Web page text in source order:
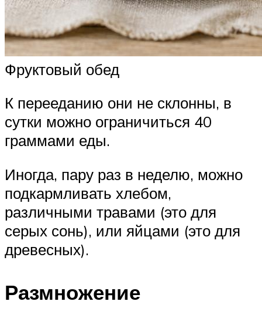
Фруктовый обед
К перееданию они не склонны, в
сутки можно ограничиться 40
граммами еды.
Иногда, пару раз в неделю, можно
подкармливать хлебом,
различными травами (это для
серых сонь), или яйцами (это для
древесных).
Размножение